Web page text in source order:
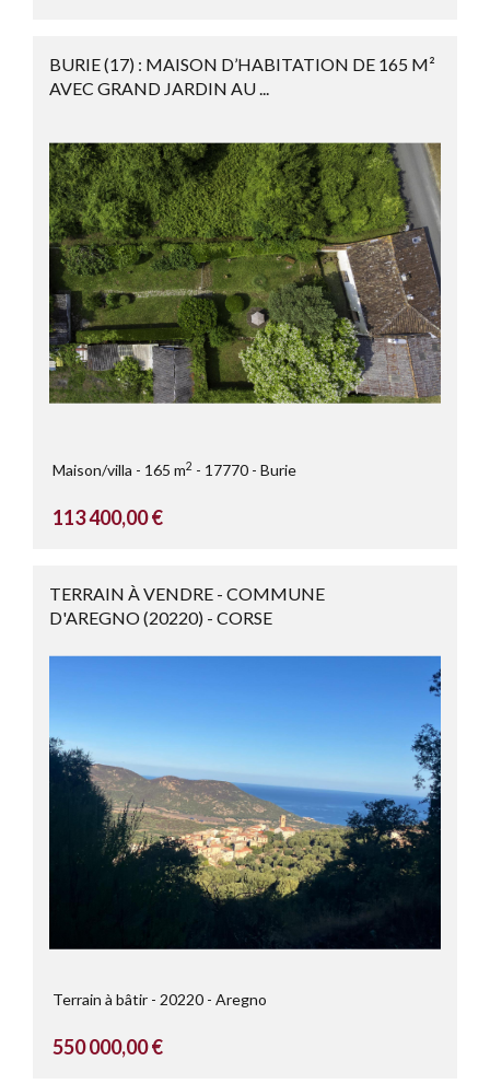
BURIE (17) : MAISON D’HABITATION DE 165 M²
AVEC GRAND JARDIN AU ...
Maison/villa 165 m2 17770 Burie
113 400,00 €
TERRAIN À VENDRE - COMMUNE
D'AREGNO (20220) - CORSE
Terrain à bâtir 20220 Aregno
550 000,00 €